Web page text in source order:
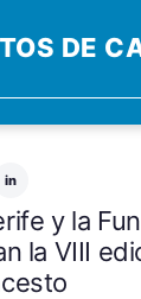
DE
in
y la
la VIII